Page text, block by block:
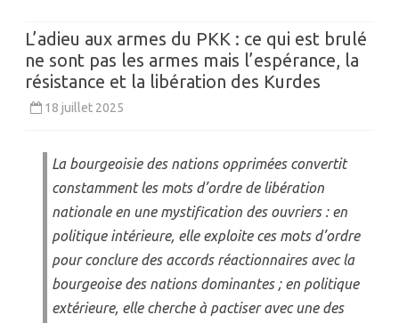
L’adieu aux armes du PKK : ce qui est brulé
ne sont pas les armes mais l’espérance, la
résistance et la libération des Kurdes
18 juillet 2025
La bourgeoisie des nations opprimées convertit
constamment les mots d’ordre de libération
nationale en une mystification des ouvriers : en
politique intérieure, elle exploite ces mots d’ordre
pour conclure des accords réactionnaires avec la
bourgeoise des nations dominantes ; en politique
extérieure, elle cherche à pactiser avec une des